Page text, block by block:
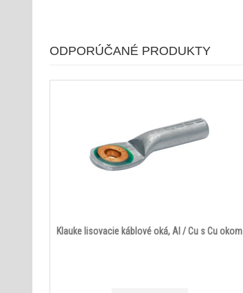
ODPORÚČANÉ PRODUKTY
Klauke lisovacie káblové oká, Al / Cu s Cu okom